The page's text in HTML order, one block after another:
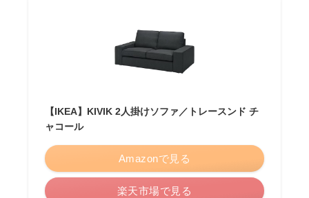
【IKEA】KIVIK 2人掛けソファ／トレースンド チ
ャコール
Amazonで見る
楽天市場で見る